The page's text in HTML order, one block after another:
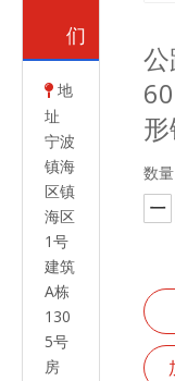
们
 地
址
宁波
镇海
区镇
海区
1号
建筑
A栋
130
5号
房
数量